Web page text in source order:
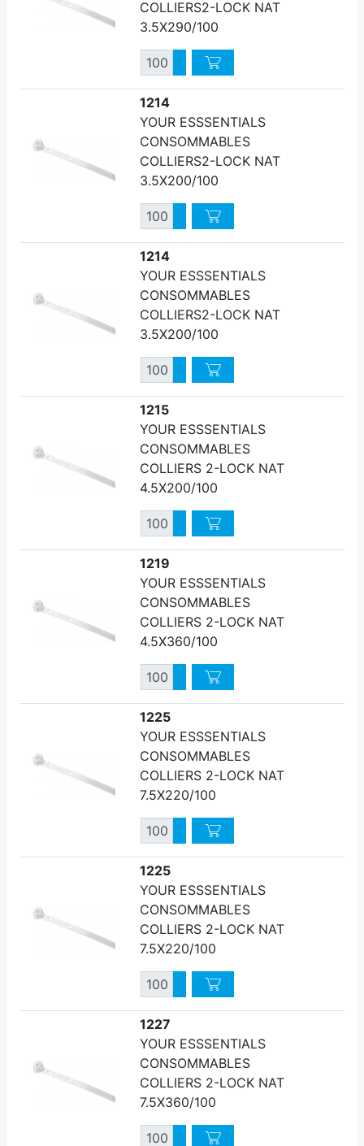
COLLIERS2-LOCK NAT
3.5X290/100
QuantitéAugmenter quantité
Diminuer quantité
1214
YOUR ESSSENTIALS
CONSOMMABLES
COLLIERS2-LOCK NAT
3.5X200/100
QuantitéAugmenter quantité
Diminuer quantité
1214
YOUR ESSSENTIALS
CONSOMMABLES
COLLIERS2-LOCK NAT
3.5X200/100
QuantitéAugmenter quantité
Diminuer quantité
1215
YOUR ESSSENTIALS
CONSOMMABLES
COLLIERS 2-LOCK NAT
4.5X200/100
QuantitéAugmenter quantité
Diminuer quantité
1219
YOUR ESSSENTIALS
CONSOMMABLES
COLLIERS 2-LOCK NAT
4.5X360/100
QuantitéAugmenter quantité
Diminuer quantité
1225
YOUR ESSSENTIALS
CONSOMMABLES
COLLIERS 2-LOCK NAT
7.5X220/100
QuantitéAugmenter quantité
Diminuer quantité
1225
YOUR ESSSENTIALS
CONSOMMABLES
COLLIERS 2-LOCK NAT
7.5X220/100
QuantitéAugmenter quantité
Diminuer quantité
1227
YOUR ESSSENTIALS
CONSOMMABLES
COLLIERS 2-LOCK NAT
7.5X360/100
QuantitéAugmenter quantité